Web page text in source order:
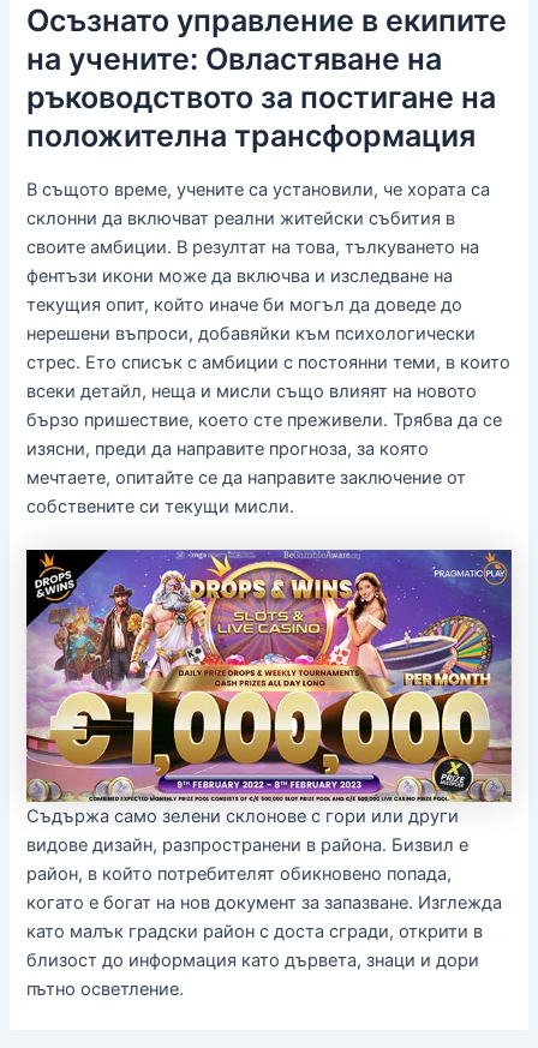
Осъзнато управление в екипите
на учените: Овластяване на
ръководството за постигане на
положителна трансформация
В същото време, учените са установили, че хората са
склонни да включват реални житейски събития в
своите амбиции. В резултат на това, тълкуването на
фентъзи икони може да включва и изследване на
текущия опит, който иначе би могъл да доведе до
нерешени въпроси, добавяйки към психологически
стрес. Ето списък с амбиции с постоянни теми, в които
всеки детайл, неща и мисли също влияят на новото
бързо пришествие, което сте преживели. Трябва да се
изясни, преди да направите прогноза, за която
мечтаете, опитайте се да направите заключение от
собствените си текущи мисли.
Съдържа само зелени склонове с гори или други
видове дизайн, разпространени в района. Бизвил е
район, в който потребителят обикновено попада,
когато е богат на нов документ за запазване. Изглежда
като малък градски район с доста сгради, открити в
близост до информация като дървета, знаци и дори
пътно осветление.